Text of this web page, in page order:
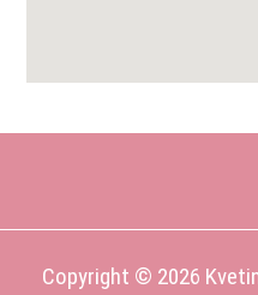
Copyright © 2026